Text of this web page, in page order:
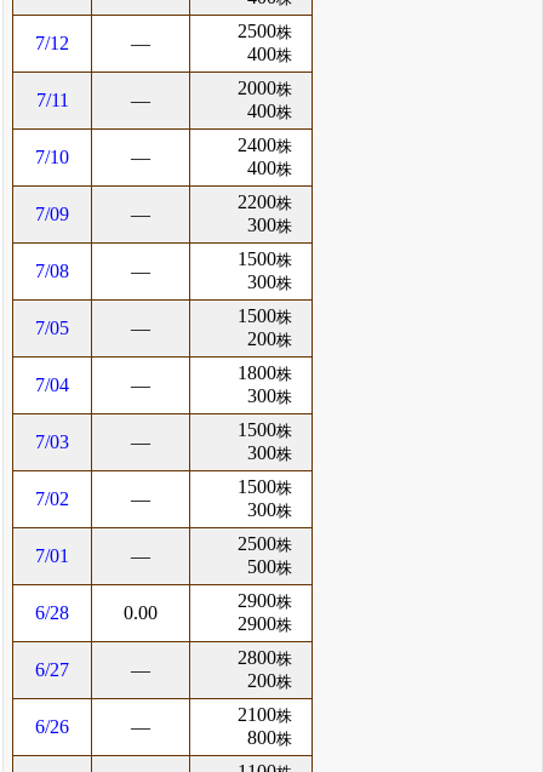
7/12 ―
2500株
400株
7/11 ―
2000株
400株
7/10 ―
2400株
400株
7/09 ―
2200株
300株
7/08 ―
1500株
300株
7/05 ―
1500株
200株
7/04 ―
1800株
300株
7/03 ―
1500株
300株
7/02 ―
1500株
300株
7/01 ―
2500株
500株
6/28 0.00
2900株
2900株
6/27 ―
2800株
200株
6/26 ―
2100株
800株